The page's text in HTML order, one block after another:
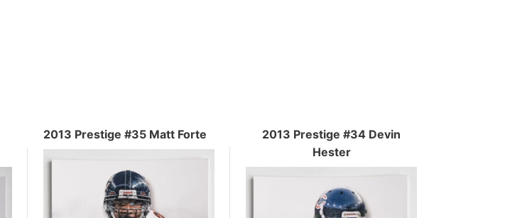
2013 Prestige #35 Matt Forte
2013 Prestige #34 Devin
Hester